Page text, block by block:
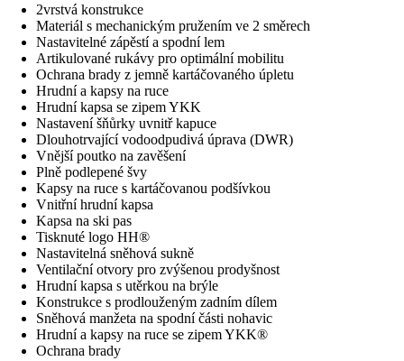
2vrstvá konstrukce
Materiál s mechanickým pružením ve 2 směrech
Nastavitelné zápěstí a spodní lem
Artikulované rukávy pro optimální mobilitu
Ochrana brady z jemně kartáčovaného úpletu
Hrudní a kapsy na ruce
Hrudní kapsa se zipem YKK
Nastavení šňůrky uvnitř kapuce
Dlouhotrvající vodoodpudivá úprava (DWR)
Vnější poutko na zavěšení
Plně podlepené švy
Kapsy na ruce s kartáčovanou podšívkou
Vnitřní hrudní kapsa
Kapsa na ski pas
Tisknuté logo HH®
Nastavitelná sněhová sukně
Ventilační otvory pro zvýšenou prodyšnost
Hrudní kapsa s utěrkou na brýle
Konstrukce s prodlouženým zadním dílem
Sněhová manžeta na spodní části nohavic
Hrudní a kapsy na ruce se zipem YKK®
Ochrana brady